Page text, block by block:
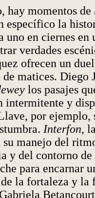
hay momentos
específico la
uno en ciernes en
verdades
ofrecen un
matices. Diego
los pasajes
intermitente y
por ejemplo,
Interfon,
manejo del
y del contorno de
para encarnar
la fortaleza y la